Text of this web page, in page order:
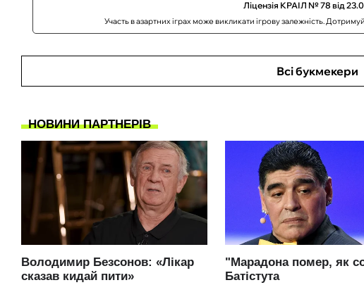
Ліцензія КРАІЛ № 78 від
Участь в азартних іграх може викликати ігрову залежність.
Всі букмекери